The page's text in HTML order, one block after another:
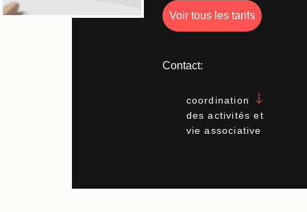
Voir tous les tarifs
Contact:
coordination
des activités et
vie associative